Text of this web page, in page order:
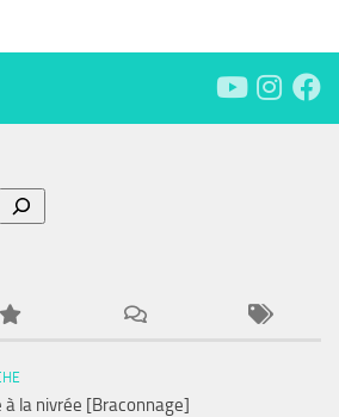
à la nivrée [Braconnage]